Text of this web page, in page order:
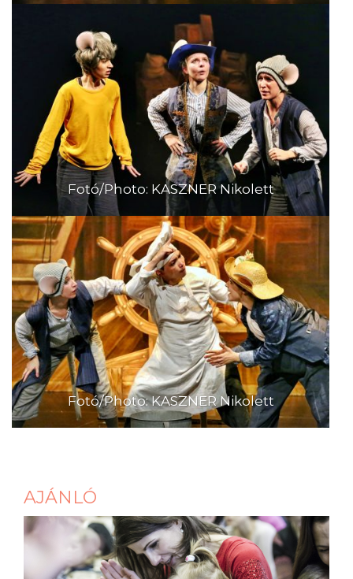
Fotó/Photo: KASZNER Nikolett
Fotó/Photo: KASZNER Nikolett
AJÁNLÓ